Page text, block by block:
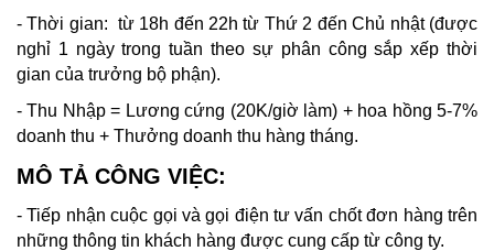
- Thời gian: từ 18h đến 22h từ Thứ 2 đến Chủ nhật (được
nghỉ 1 ngày trong tuần theo sự phân công sắp xếp thời
gian của trưởng bộ phận).
- Thu Nhập = Lương cứng (20K/giờ làm) + hoa hồng 5-7%
doanh thu + Thưởng doanh thu hàng tháng.
MÔ TẢ CÔNG VIỆC:
- Tiếp nhận cuộc gọi và gọi điện tư vấn chốt đơn hàng trên
những thông tin khách hàng được cung cấp từ công ty.